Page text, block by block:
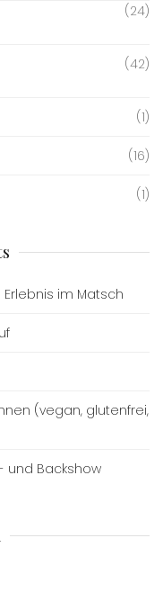
(24)
(42)
(1)
(16)
(1)
im Matsch
(vegan, glutenfrei,
und Backshow